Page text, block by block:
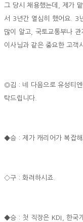
그 당시 채용했는데, 제가
서 3년간 열심히 했어요. 3
많이 알고, 국토교통부나
이사님과 같은 중요한 고객
◎김 : 네 다음으로 유성티
탁드립니다.
◆승 : 제가 캐리어가 복잡해
◇구 : 화려하시죠.
◆승 : 첫 직장은 KDI, 한국